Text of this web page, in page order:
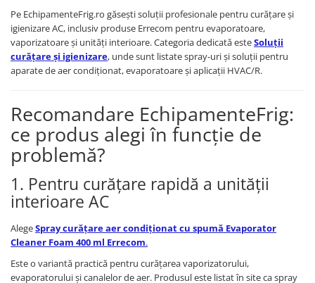
Pe EchipamenteFrig.ro găsești soluții profesionale pentru curățare și
igienizare AC, inclusiv produse Errecom pentru evaporatoare,
vaporizatoare și unități interioare. Categoria dedicată esteSoluții
curățare și igienizare, unde sunt listate spray-uri și soluții pentru
aparate de aer condiționat, evaporatoare și aplicații HVAC/R.
Recomandare EchipamenteFrig:
ce produs alegi în funcție de
problemă?
1. Pentru curățare rapidă a unității
interioare AC
AlegeSpray curățare aer condiționat cu spumă Evaporator
Cleaner Foam 400 ml Errecom.
Este o variantă practică pentru curățarea vaporizatorului,
evaporatorului și canalelor de aer. Produsul este listat în site ca spray